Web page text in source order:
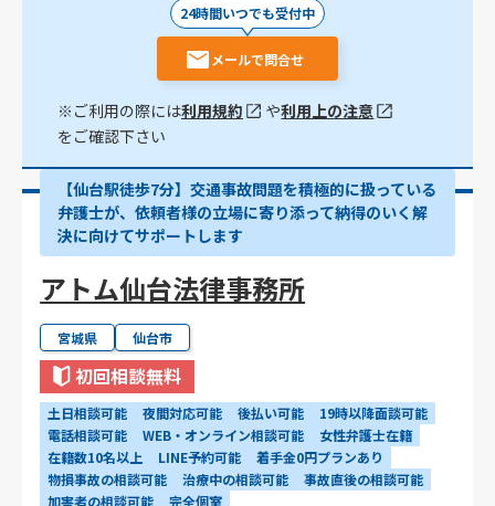
24時間いつでも受付中
メールで問合せ
※ご利用の際には利用規約 や利用上の注意
をご確認下さい
【仙台駅徒歩7分】交通事故問題を積極的に扱っている
弁護士が、依頼者様の立場に寄り添って納得のいく解
決に向けてサポートします
アトム仙台法律事務所
宮城県 仙台市
初回相談無料
土日相談可能 夜間対応可能 後払い可能
19時以降面談可能
電話相談可能
WEB・オンライン相談可能
女性弁護士在籍
在籍数10名以上
LINE予約可能
着手金0円プランあり
物損事故の相談可能
治療中の相談可能
事故直後の相談可能
加害者の相談可能
完全個室